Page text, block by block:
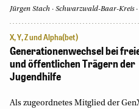
Jürgen Stach Schwarzwald-Baar-Kreis
X, Y, Z und Alpha(bet)
Generationenwechsel bei
und öffentlichen Trägern der
Jugendhilfe
Als zugeordnetes Mitglied der